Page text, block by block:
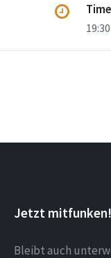
Time
19:30
Jetzt mitfunken!
Bleibt auch